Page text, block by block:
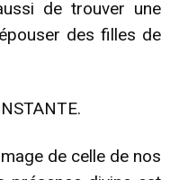
de trouver une
des filles de
de celle de nos